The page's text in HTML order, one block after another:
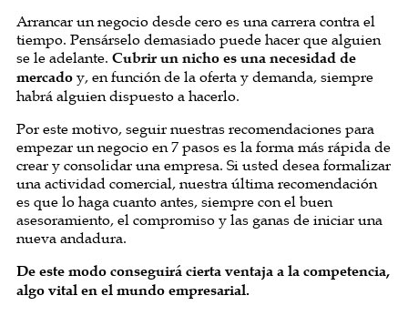
Arrancar un negocio desde cero es una carrera contra el
tiempo. Pensárselo demasiado puede hacer que alguien
se le adelante. Cubrir un nicho es una necesidad de
mercado y, en función de la oferta y demanda, siempre
habrá alguien dispuesto a hacerlo.
Por este motivo, seguir nuestras recomendaciones para
empezar un negocio en 7 pasos es la forma más rápida de
crear y consolidar una empresa. Si usted desea formalizar
una actividad comercial, nuestra última recomendación
es que lo haga cuanto antes, siempre con el buen
asesoramiento, el compromiso y las ganas de iniciar una
nueva andadura.
De este modo conseguirá cierta ventaja a la competencia,
algo vital en el mundo empresarial.